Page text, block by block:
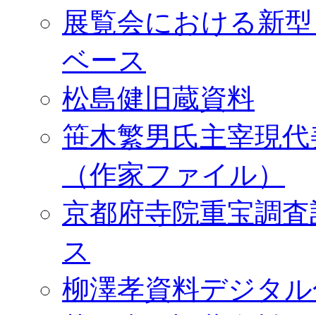
展覧会における新
ベース
松島健旧蔵資料
笹木繁男氏主宰現
（作家ファイル）
京都府寺院重宝調
ス
柳澤孝資料デジタ